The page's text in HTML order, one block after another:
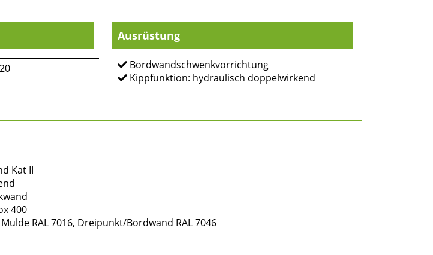
Ausrüstung
Bordwandschwenkvorrichtung
Kippfunktion: hydraulisch doppelwirkend
Kat II
400
RAL 7016, Dreipunkt/Bordwand RAL 7046